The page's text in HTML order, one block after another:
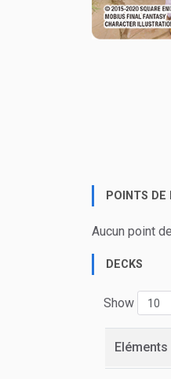
POINTS DE
Aucun point
DECKS
Show
Eléments